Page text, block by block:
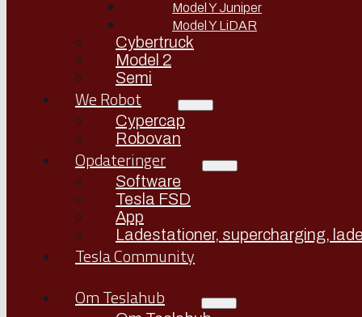
Model Y Juniper
Model Y LiDAR
Cybertruck
Model 2
Semi
We Robot
Cypercap
Robovan
Opdateringer
Software
Tesla FSD
App
Ladestationer, supercharging,
Tesla Community
Om Teslahub